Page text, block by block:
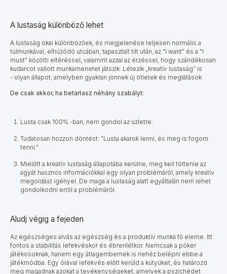
A lustaság különböző lehet
A lustaság okai különbözőek, és megjelenése teljesen normális a
túlmunkával, elhúzódó utcában, tapasztalt tilt után, az "I want" és a "I
must" közötti eltéréssel, valamint azzal az érzéssel, hogy szándékosan
kudarcot vallott munkamenetet játszik. Létezik „kreatív lustaság” is
- olyan állapot, amelyben gyakran jönnek új ötletek és meglátások
De csak akkor, ha betartasz néhány szabályt:
Lusta csak 100% -ban, nem gondol az üzletre.
Tudatosan hozzon döntést: "Lusta akarok lenni, és meg is fogom
tenni."
Mielőtt a kreatív lustaság állapotába kerülne, meg kell töltenie az
agyát hasznos információkkal egy olyan problémáról, amely kreatív
megoldást igényel. De maga a lustaság alatt egyáltalán nem lehet
gondolkodni erről a problémáról.
Aludj végig a fejeden
Az egészséges alvás az egészség és a produktív munka fő eleme. Itt
fontos a stabilitás lefekvéskor és ébrenlétkor. Nemcsak a póker
játékosoknak, hanem egy átlagembernek is nehéz belépni ebbe a
játékmódba. Egy órával lefekvés előtt kerüld a kütyüket, és határozd
meg magadnak azokat a tevékenységeket, amelyek a pszichédet